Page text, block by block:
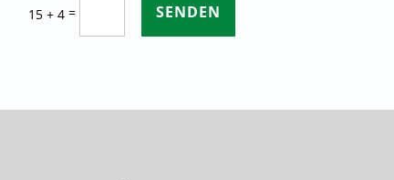
15 + 4 = SENDEN